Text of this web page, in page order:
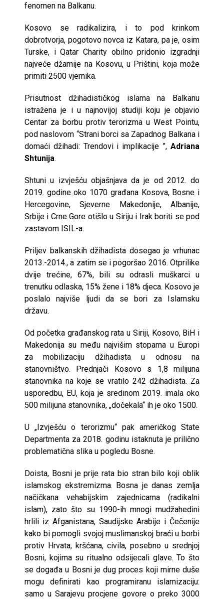
fenomen na Balkanu.
Kosovo se radikalizira, i to pod krinkom
dobrotvorja, pogotovo novca iz Katara, pa je, osim
Turske, i Qatar Charity obilno pridonio izgradnji
najveće džamije na Kosovu, u Prištini, koja može
primiti 2500 vjernika.
Prisutnost džihadističkog islama na Balkanu
istražena je i u najnovijoj studiji koju je objavio
Centar za borbu protiv terorizma u West Pointu,
pod naslovom “Strani borci sa Zapadnog Balkana i
domaći džihadi: Trendovi i implikacije ”, Adriana
Shtunija.
Shtuni u izvješću objašnjava da je od 2012. do
2019. godine oko 1070 građana Kosova, Bosne i
Hercegovine, Sjeverne Makedonije, Albanije,
Srbije i Crne Gore otišlo u Siriju i Irak boriti se pod
zastavom ISIL-a.
Priljev balkanskih džihadista dosegao je vrhunac
2013.-2014., a zatim se i pogoršao 2016. Otprilike
dvije trećine, 67%, bili su odrasli muškarci u
trenutku odlaska, 15% žene i 18% djeca. Kosovo je
poslalo najviše ljudi da se bori za Islamsku
državu.
Od početka građanskog rata u Siriji, Kosovo, BiH i
Makedonija su među najvišim stopama u Europi
za mobilizaciju džihadista u odnosu na
stanovništvo. Prednjači Kosovo s 1,8 milijuna
stanovnika na koje se vratilo 242 džihadista. Za
usporedbu, EU, koja je sredinom 2019. imala oko
500 milijuna stanovnika, „dočekala“ ih je oko 1500.
U „Izvješću o terorizmu“ pak američkog State
Departmenta za 2018. godinu istaknuta je prilično
problematična slika u pogledu Bosne.
Doista, Bosni je prije rata bio stran bilo koji oblik
islamskog ekstremizma. Bosna je danas zemlja
načičkana vehabijskim zajednicama (radikalni
islam), zato što su 1990-ih mnogi mudžahedini
hrlili iz Afganistana, Saudijske Arabije i Čečenije
kako bi pomogli svojoj muslimanskoj braći u borbi
protiv Hrvata, kršćana, civila, posebno u srednjoj
Bosni, kojima su ritualno odsijecali glave. To što
se događa u Bosni je dug proces koji mirne duše
mogu definirati kao programiranu islamizaciju:
samo u Sarajevu procjene govore o preko 3000